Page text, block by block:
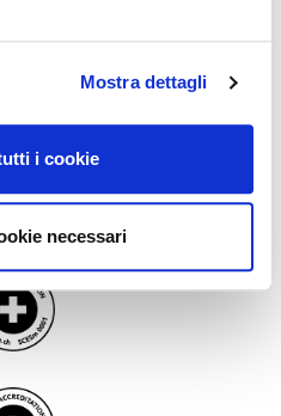
Mostra dettagli
i cookie
necessari